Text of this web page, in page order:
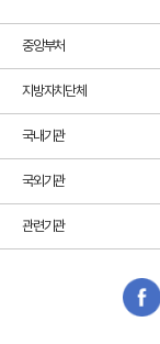
중앙부처
지방자치단체
국내기관
국외기관
관련기관